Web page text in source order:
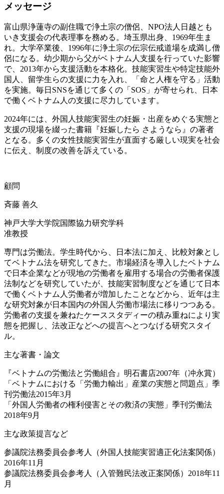
メッセージ
富山県浄蓮寺の副住職で浄土宗の僧侶、NPO法人日越とも
いき支援会の代表理事を務める。埼玉県出身、1969年生ま
れ。大学卒業後、1996年に浄土宗の伝宗伝戒道場を成満し僧
侶になる。幼少期から父がベトナム人支援を行っていた影響
で、2013年から支援活動を本格化。技能実習生や特定技能外
国人、留学生らの支援に力を入れ、「命と人権を守る」活動
を実施。毎日SNSを通じて多くの「SOS」が寄せられ、日本
で働くベトナム人の支援に尽力しています。
2024年には、外国人技能実習生の妊娠・出産をめぐる実態と
支援の現場を綴った書籍『妊娠したら さようなら』の著者
となる。多くの女性技能実習生が直面する厳しい現実を社会
に伝え、制度の改善を訴えている。
顧問
斉藤 善久
神戸大学大学院国際協力研究学科
准教授
専門は労働法。学生時代から、日本法に加え、比較対象とし
てベトナム法を研究してきた。市場経済を導入したベトナム
で日本企業などが現地の労働者を雇用する場合の労働者保護
法制などを研究していたが、技能実習制度などを通じて日本
で働くベトナム人労働者が増加したことなどから、近年は主
な研究対象が日本国内の外国人労働市場法に移りつつある。
労働者の支援を兼ねたケーススタディーの積み重ねにより実
態を把握し、法改正などへの提言へとつなげる研究スタイ
ル。
主な著書・論文
『ベトナムの労働法と労働組合』明石書店2007年（冲永賞）
「ベトナムにおける「労働力輸出」産業の実態と問題点」季
刊労働法2015年3月
「外国人労働者の権利侵害とその救済の実態」季刊労働法
2018年9月
主な政策提言など
参議院法務委員会参考人（外国人技能実習適正化法案関係）
2016年11月
参議院法務委員会参考人（入管難民法改正案関係）2018年11
月